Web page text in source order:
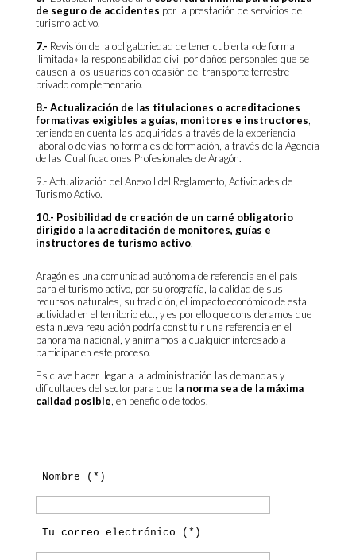
de seguro de accidentes por la prestación de servicios de
turismo activo.
7.- Revisión de la obligatoriedad de tener cubierta «de forma
ilimitada» la responsabilidad civil por daños personales que se
causen a los usuarios con ocasión del transporte terrestre
privado complementario.
8.- Actualización de las titulaciones o acreditaciones
formativas exigibles a guías, monitores e instructores
teniendo en cuenta las adquiridas a través de la experiencia
laboral o de vías no formales de formación, a través de la Agencia
de las Cualificaciones Profesionales de Aragón.
9.- Actualización del Anexo I del Reglamento, Actividades de
Turismo Activo.
10.- Posibilidad de creación de un carné obligatorio
dirigido a la acreditación de monitores, guías e
instructores de turismo activo.
Aragón es una comunidad autónoma de referencia en el país
para el turismo activo, por su orografía, la calidad de sus
recursos naturales, su tradición, el impacto económico de esta
actividad en el territorio etc., y es por ello que consideramos que
esta nueva regulación podría constituir una referencia en el
panorama nacional, y animamos a cualquier interesado a
participar en este proceso.
Es clave hacer llegar a la administración las demandas y
dificultades del sector para que la norma sea de la máxima
calidad posible , en beneficio de todos.
Nombre (*)
Tu correo electrónico (*)